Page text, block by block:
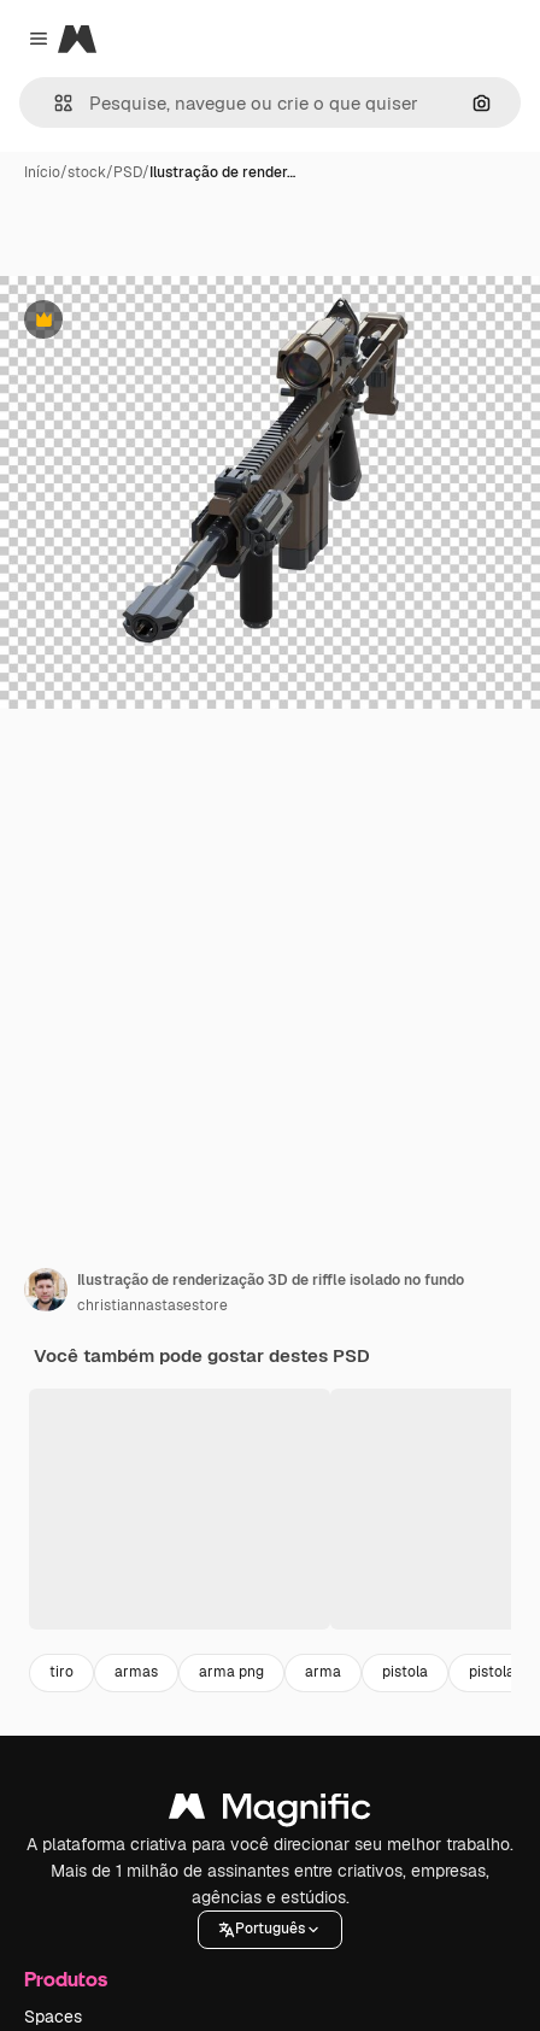
Close menu
Magnific
Início/stock/PSD/Ilustração de render…
Premium
Ilustração de renderização 3D de riffle isolado no fundo
christiannastasestore
Você também pode gostar destes PSD
tiro armas arma png arma pistola pistola
A plataforma criativa para você direcionar seu melhor trabalho.
Mais de 1 milhão de assinantes entre criativos, empresas,
agências e estúdios.
Português
Produtos
Spaces